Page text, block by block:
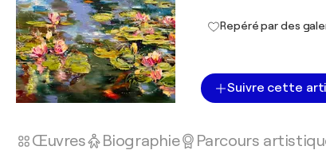
Repéré par des
Suivre cette
Œuvres Biographie Parcours